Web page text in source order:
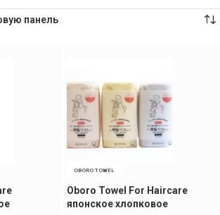
панель
OBORO TOWEL
Oboro Towel For Haircare
японское хлопковое